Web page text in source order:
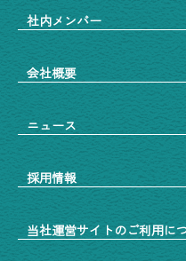
社内メンバー
会社概要
ニュース
採用情報
当社運営サイトのご利用に